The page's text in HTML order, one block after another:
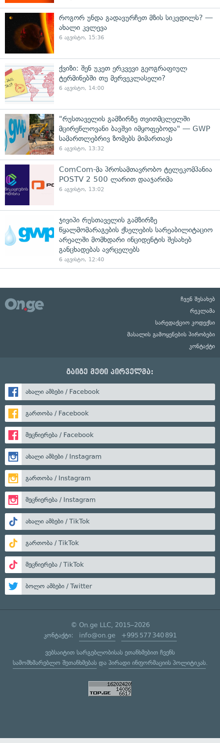
როგორ უნდა გადავურჩეთ მზის სიკვდილს? —
ახალი კვლევა
6 აგვისტო, 15:36
ქვიზი: შენ უკეთ ერკვევი გეოგრაფიულ
ტერმინებში თუ მერვეკლასელი?
6 აგვისტო, 14:00
"რუსთაველის გამზირზე თვითმცლელში
მცირეწლოვანი ბავშვი იმყოფებოდა" — GWP
სამართლებრივ ზომებს მიმართავს
6 აგვისტო, 13:32
ComCom-მა პროსამთავრობო ტელეკომპანია
POSTV 2 500 ლარით დააჯარიმა
6 აგვისტო, 13:02
ჯივიპი რუსთაველის გამზირზე
წყალმომარაგების ქსელების სარეაბილიტაციო
არეალში მომხდარი ინციდენტის შესახებ
განცხადებას ავრცელებს
6 აგვისტო, 12:40
ჩვენ შესახებ
რეკლამა
სარედაქციო კოდექსი
მასალის გამოყენების პირობები
კონტაქტი
გაიგე მეტი პირველმა:
ახალი ამბები / Facebook
გართობა / Facebook
მეცნიერება / Facebook
ახალი ამბები / Instagram
გართობა / Instagram
მეცნიერება / Instagram
ახალი ამბები / TikTok
გართობა / TikTok
მეცნიერება / TikTok
ბოლო ამბები / Twitter
© On.ge LLC, 2015–2026
კონტაქტი: info@on.ge +995 577 340 891
ვებსაიტით სარგებლობისას ეთანხმებით ჩვენს
სამომხმარებლო შეთანხმებასდა პირადი ინფორმაციის პოლიტიკას.